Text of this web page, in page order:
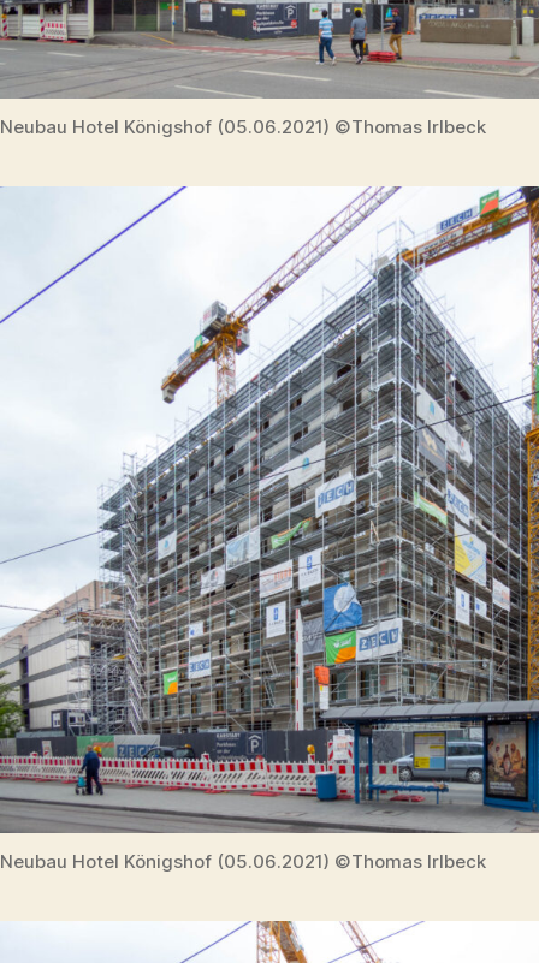
Neubau Hotel Königshof (05.06.2021) ©Thomas Irlbeck
Neubau Hotel Königshof (05.06.2021) ©Thomas Irlbeck